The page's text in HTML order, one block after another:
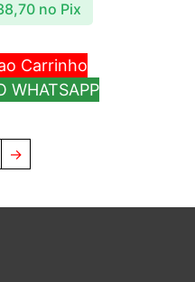
no Pix
Carrinho
WHATSAPP
→